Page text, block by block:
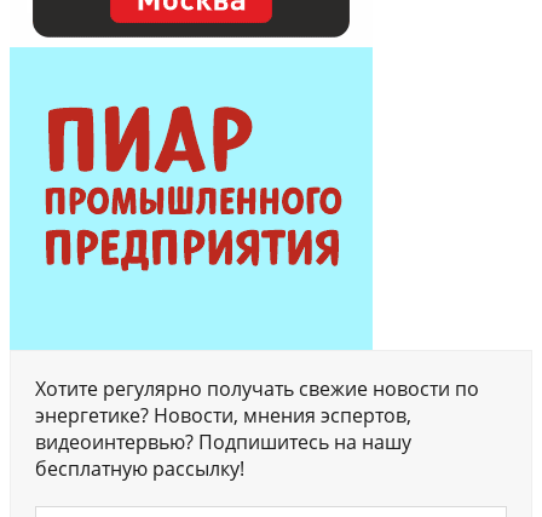
Хотите регулярно получать свежие новости по
энергетике? Новости, мнения эспертов,
видеоинтервью? Подпишитесь на нашу
бесплатную рассылку!